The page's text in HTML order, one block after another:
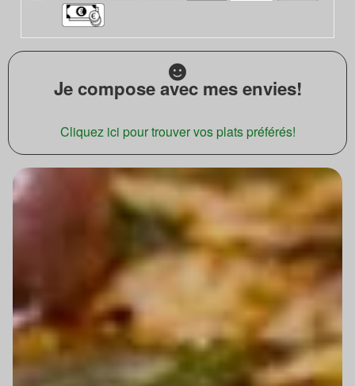
Je compose avec mes envies!
Cliquez ici pour trouver vos plats préférés!